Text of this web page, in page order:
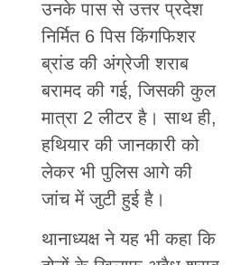
उनके पास से उत्तर प्रदेश
निर्मित 6 पिस किंगफिशर
ब्रांड की अंग्रेजी शराब
बरामद की गई, जिसकी कुल
मात्रा 2 लीटर है। साथ ही,
हथियार की जानकारी को
लेकर भी पुलिस आगे की
जांच में जुटी हुई है।
थानाध्यक्ष ने यह भी कहा कि